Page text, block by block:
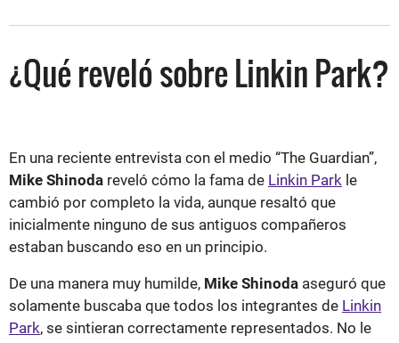
¿Qué reveló sobre Linkin Park?
En una reciente entrevista con el medio “The Guardian”,
Mike Shinoda reveló cómo la fama de Linkin Park le
cambió por completo la vida, aunque resaltó que
inicialmente ninguno de sus antiguos compañeros
estaban buscando eso en un principio.
De una manera muy humilde, Mike Shinoda aseguró que
solamente buscaba que todos los integrantes de Linkin
Park, se sintieran correctamente representados. No le